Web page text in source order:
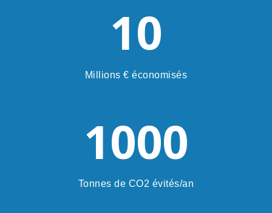
10
Millions € économisés
1000
Tonnes de CO2 évités/an